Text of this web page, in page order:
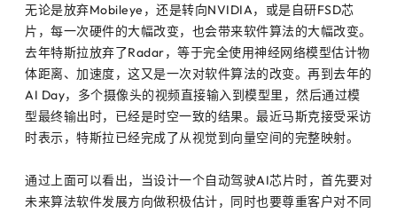
无论是放弃Mobileye，还是转向NVIDIA，或是自研FSD芯
片，每一次硬件的大幅改变，也会带来软件算法的大幅改变。
去年特斯拉放弃了Radar，等于完全使用神经网络模型估计物
体距离、加速度，这又是一次对软件算法的改变。再到去年的
AI Day，多个摄像头的视频直接输入到模型里，然后通过模
型最终输出时，已经是时空一致的结果。最近马斯克接受采访
时表示，特斯拉已经完成了从视觉到向量空间的完整映射。
通过上面可以看出，当设计一个自动驾驶AI芯片时，首先要对
未来算法软件发展方向做积极估计，同时也要尊重客户对不同